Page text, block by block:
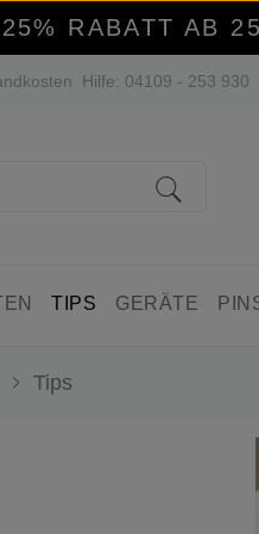
RABATT AB
Hilfe: 04109 - 253 930
TIPS GERÄTE
Tips